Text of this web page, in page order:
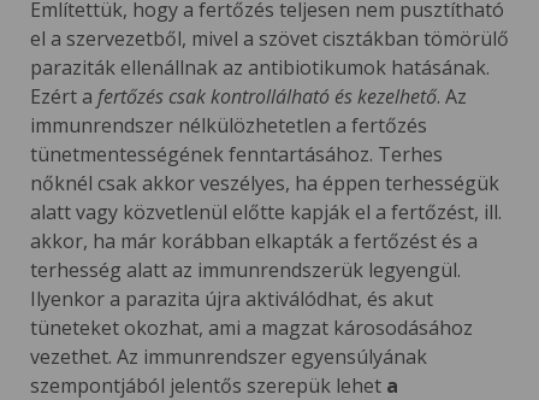
Említettük, hogy a fertőzés teljesen nem pusztítható
el a szervezetből, mivel a szövet cisztákban tömörülő
paraziták ellenállnak az antibiotikumok hatásának.
Ezért a fertőzés csak kontrollálható és kezelhető. Az
immunrendszer nélkülözhetetlen a fertőzés
tünetmentességének fenntartásához. Terhes
nőknél csak akkor veszélyes, ha éppen terhességük
alatt vagy közvetlenül előtte kapják el a fertőzést, ill.
akkor, ha már korábban elkapták a fertőzést és a
terhesség alatt az immunrendszerük legyengül.
Ilyenkor a parazita újra aktiválódhat, és akut
tüneteket okozhat, ami a magzat károsodásához
vezethet. Az immunrendszer egyensúlyának
szempontjából jelentős szerepük lehet a